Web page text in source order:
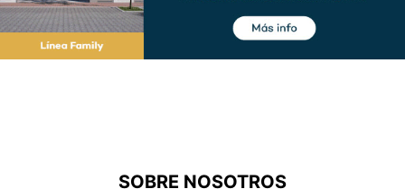
SOBRE NOSOTROS